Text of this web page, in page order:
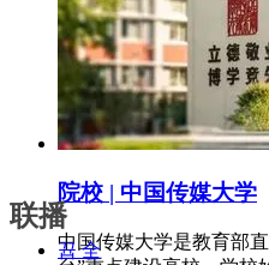
院校 | 中国传媒大学
中国传媒大学是教育部
联播
뀹 全